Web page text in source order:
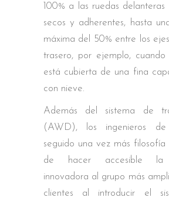
100% a las ruedas delanteras
secos y adherentes, hasta
máxima del 50% entre los
trasero, por ejemplo,
está cubierta de una fina
con nieve.
Además del sistema de
(AWD), los ingenieros
seguido una vez más
de hacer accesible la
innovadora al grupo más
clientes al introducir el